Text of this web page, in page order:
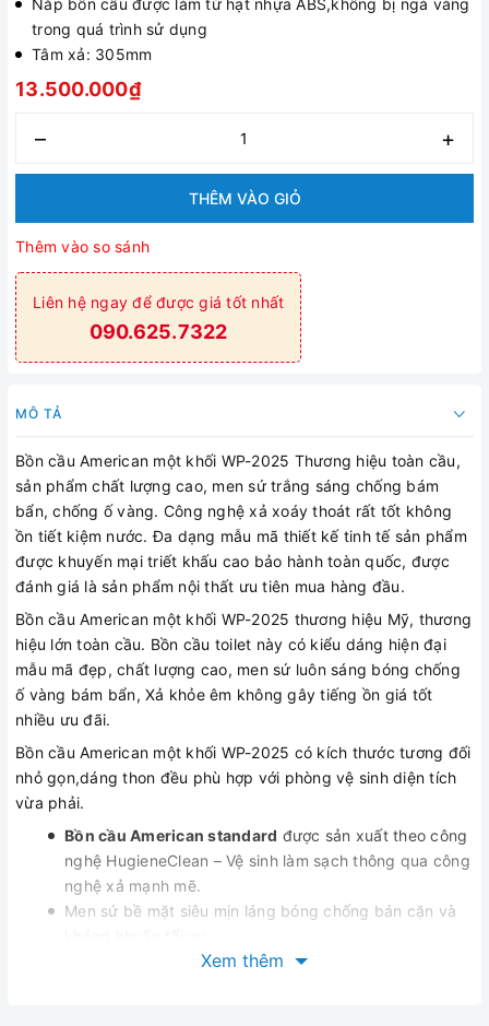
Nắp bồn cầu được làm từ hạt nhựa ABS,không bị ngả vàng
trong quá trình sử dụng
Tâm xả: 305mm
13.500.000₫
– +
THÊM VÀO GIỎ
Thêm vào so sánh
Liên hệ ngay để được giá tốt nhất
090.625.7322
MÔ TẢ
Bồn cầu American một khối WP-2025 Thương hiệu toàn cầu,
sản phẩm chất lượng cao, men sứ trắng sáng chống bám
bẩn, chống ố vàng. Công nghệ xả xoáy thoát rất tốt không
ồn tiết kiệm nước. Đa dạng mẫu mã thiết kế tinh tế sản phẩm
được khuyến mại triết khấu cao bảo hành toàn quốc, được
đánh giá là sản phẩm nội thất ưu tiên mua hàng đầu.
Bồn cầu American một khối WP-2025 thương hiệu Mỹ, thương
hiệu lớn toàn cầu. Bồn cầu toilet này có kiểu dáng hiện đại
mẫu mã đẹp, chất lượng cao, men sứ luôn sáng bóng chống
ố vàng bám bẩn, Xả khỏe êm không gây tiếng ồn giá tốt
nhiều ưu đãi.
Bồn cầu American một khối WP-2025 có kích thước tương đối
nhỏ gọn,dáng thon đều phù hợp với phòng vệ sinh diện tích
vừa phải.
Bồn cầu American standard được sản xuất theo công
nghệ HugieneClean – Vệ sinh làm sạch thông qua công
nghệ xả mạnh mẽ.
Men sứ bề mặt siêu mịn láng bóng chống bán cặn và
Có các đặc trưng về công nghệ:
Xem thêm